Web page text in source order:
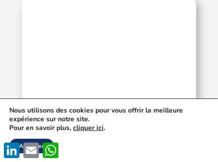
CANOPEE
LinkedInEmail
Nous utilisons des cookies pour vous offrir la meilleure
expérience sur notre site.
Pour en savoir plus, cliquer ici.
Accepter